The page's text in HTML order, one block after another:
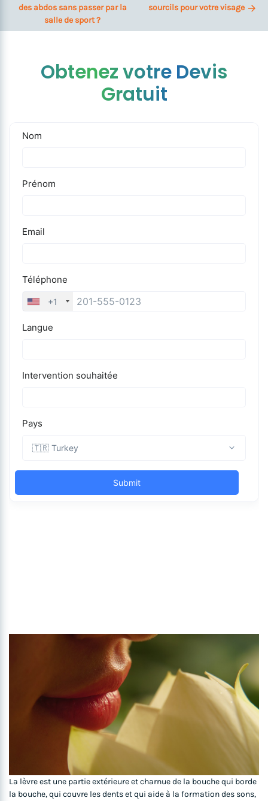
des abdos sans passer par la
salle de sport ?
sourcils pour votre visage
Obtenez votre Devis
Gratuit
La lèvre est une partie extérieure et charnue de la bouche qui borde
la bouche, qui couvre les dents et qui aide à la formation des sons,